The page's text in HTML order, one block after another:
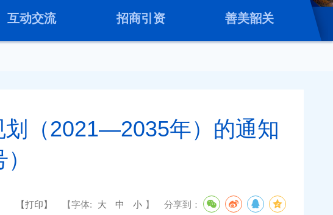
互动交流 招商引资 善美韶关
（2021—2035年）的通知
【打印】 【字体: 大 中 小 】 分享到：